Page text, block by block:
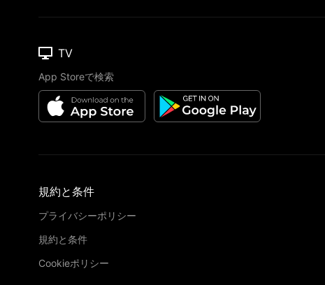
TV
App Storeで検索
規約と条件
プライバシーポリシー
規約と条件
Cookieポリシー